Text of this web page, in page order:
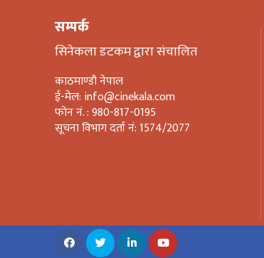
सम्पर्क
सिनेकला डटकम द्वारा संचालित
काठमाण्डौ नेपाल
ई-मेल: info@cinekala.com
फोन नं. : 980-817-0195
सूचना विभाग दर्ता नं: 1574/2077